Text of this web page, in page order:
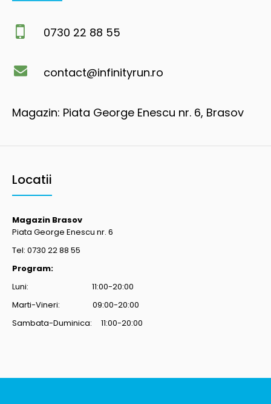
0730 22 88 55
contact@infinityrun.ro
Magazin: Piata George Enescu nr. 6, Brasov
Locatii
Magazin Brasov
Piata George Enescu nr. 6
Tel: 0730 22 88 55
Program:
Luni: 11:00-20:00
Marti-Vineri: 09:00-20:00
Sambata-Duminica: 11:00-20:00